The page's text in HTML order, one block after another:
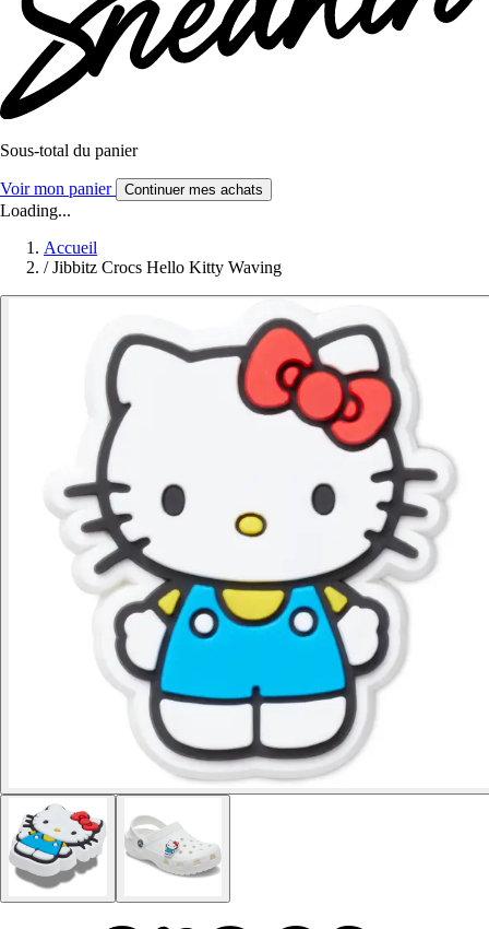
Sous-total du panier
Voir mon panier Continuer mes achats
Loading...
Accueil
/ Jibbitz Crocs Hello Kitty Waving